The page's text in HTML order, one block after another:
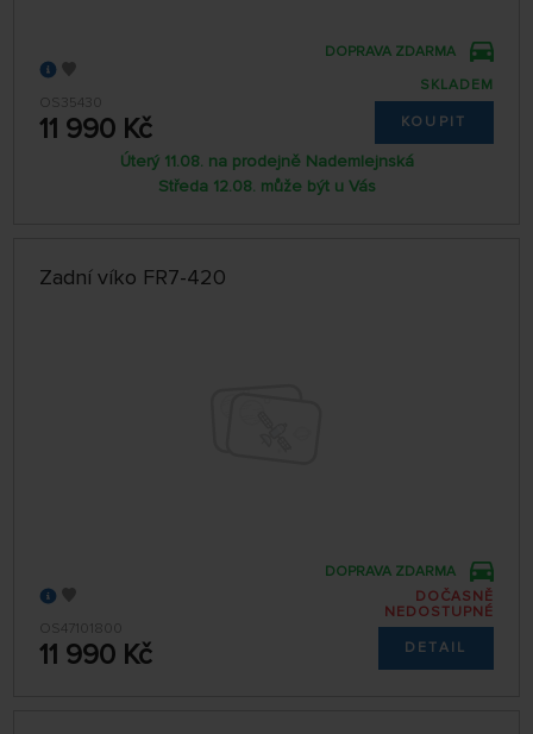
OS35430
11 990 Kč
DOPRAVA ZDARMA
SKLADEM
KOUPIT
Úterý 11.08. na prodejně Nademlejnská
Středa 12.08. může být u Vás
Zadní víko FR7-420
OS47101800
11 990 Kč
DOPRAVA ZDARMA
DOČASNĚ
NEDOSTUPNÉ
DETAIL